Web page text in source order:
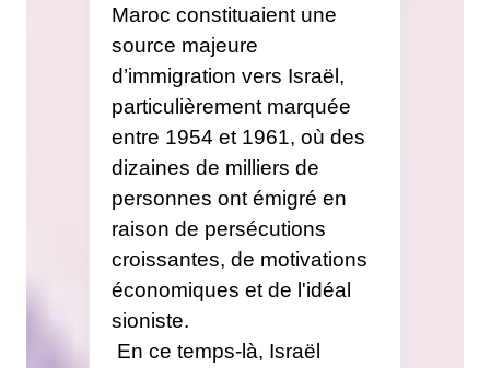
Marocconstituaient une
source majeure
d’immigration vers Israël,
particulièrement marquée
entre 1954 et 1961, où des
dizaines de milliers de
personnes ont émigré en
raison de persécutions
croissantes, de motivations
économiques et de l'idéal
sioniste.
En ce temps-là, Israël